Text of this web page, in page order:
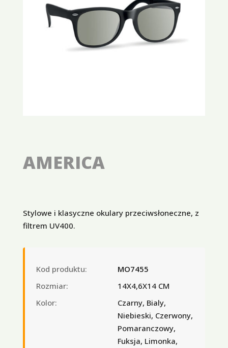
AMERICA
Stylowe i klasyczne okulary przeciwsłoneczne, z
filtrem UV400.
Kod produktu:
MO7455
Rozmiar:
14X4,6X14 CM
Kolor:
Czarny, Bialy,
Niebieski, Czerwony,
Pomaranczowy,
Fuksja, Limonka,